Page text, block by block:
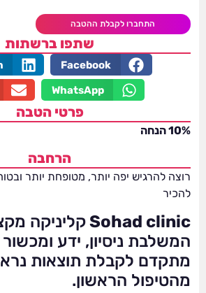
התחברו לקבלת ההטבה
שתפו ברשתות
Facebook
WhatsApp
פרטי הטבה
10% הנחה
הרחבה
רוצה להרגיש יפה יותר, מטופחת יותר
להכיר
Sohad clinicקליניקה
המשלבת ניסיון, ידע ומכשור
מתקדם לקבלת תוצאות
מהטיפול הראשון.